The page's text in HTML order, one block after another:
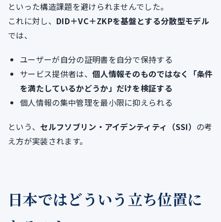
といった構造課題を避けられませんでした。
これに対し、 DID＋VC＋ZKPを基盤とする分散型モデル
では、
ユーザーが自分の証明書を自分で保持する
サービス提供者は、 個人情報そのものではなく「条件
を満たしているかどうか」だけを検証する
個人情報の集中管理を最小限に抑えられる
という、 セルフソブリン・アイデンティティ（SSI） の考
え方が実装されます。
日本ではどういう立ち位置に